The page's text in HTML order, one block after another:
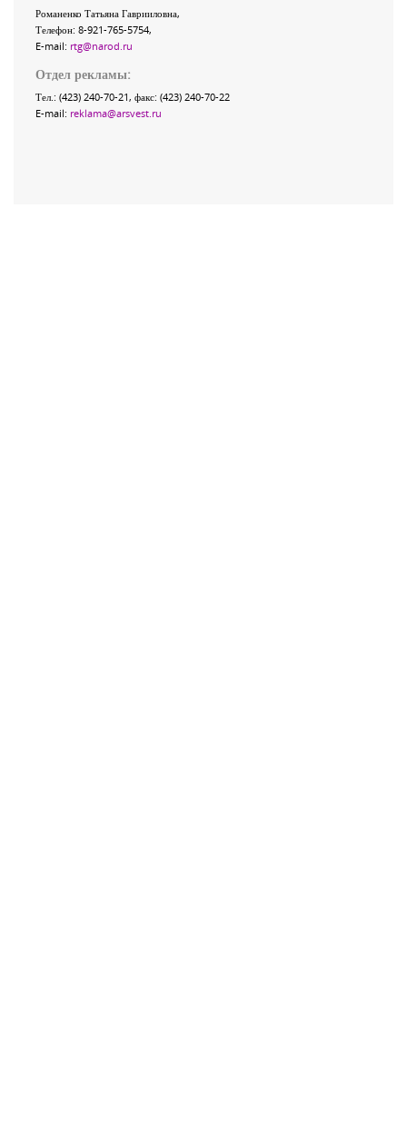
Романенко Татьяна Гаврииловна,
Телефон: 8-921-765-5754,
E-mail: rtg@narod.ru
Отдел рекламы:
Тел.: (423) 240-70-21, факс: (423) 240-70-22
E-mail: reklama@arsvest.ru